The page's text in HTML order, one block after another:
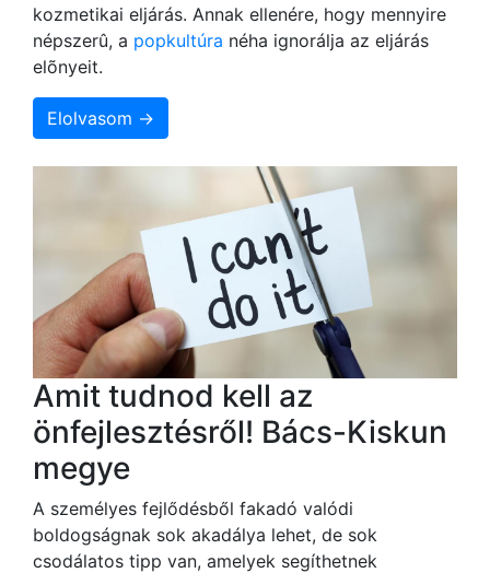
kozmetikai eljárás. Annak ellenére, hogy mennyire
népszerû, a popkultúra néha ignorálja az eljárás
elõnyeit.
Elolvasom →
Amit tudnod kell az
önfejlesztésről! Bács-Kiskun
megye
A személyes fejlődésből fakadó valódi
boldogságnak sok akadálya lehet, de sok
csodálatos tipp van, amelyek segíthetnek